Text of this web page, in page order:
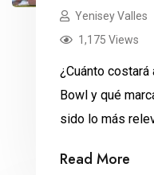
Yenisey Valles
1,175 Views
¿Cuánto costará
Bowl y qué
sido lo más
agenda global
Read More